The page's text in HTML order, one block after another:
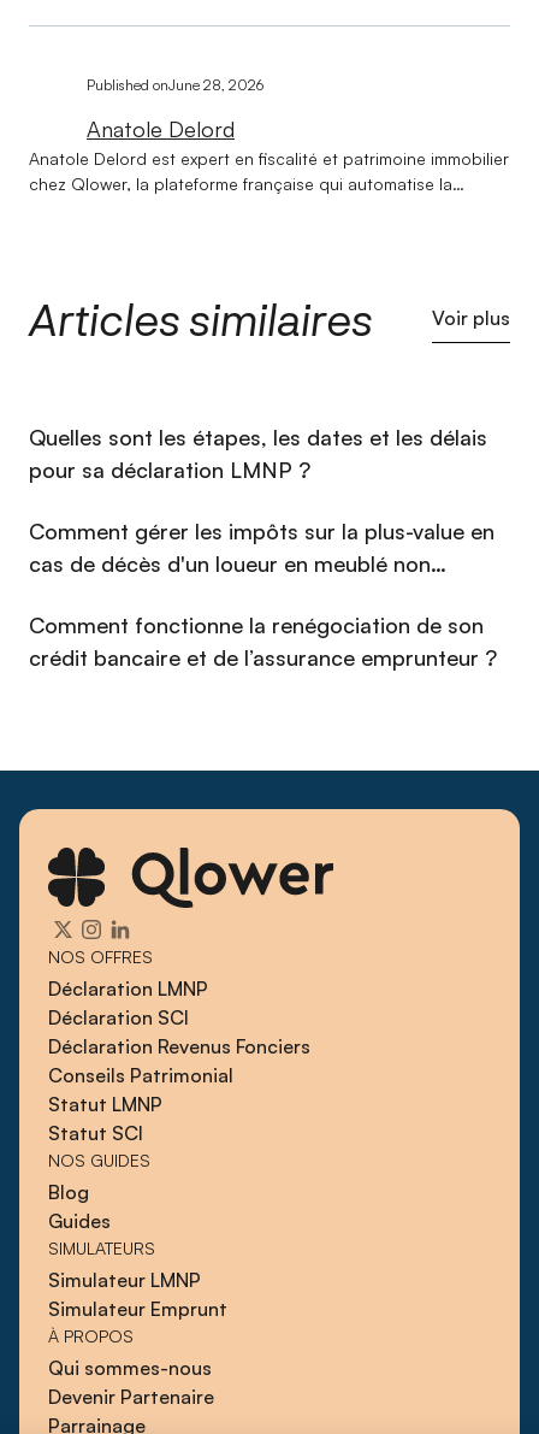
Published onJune 28, 2026
Anatole Delord
Anatole Delord est expert en fiscalité et patrimoine immobilier
chez Qlower, la plateforme française qui automatise la
problématiques fiscales et patrimoniales. Au cœur de son
expertise : aider chaque investisseur à choisir la structure de
pédagogique, il transforme des questions réputées
complexes en décisions claires et éclairées. Depuis les
débuts de Qlower, il s'est imposé comme un interlocuteur de
piloter leur immobilier avec la même exigence qu'un
investisseur professionnel.
Articles similaires Voir plus
⁠Quelles sont les étapes, les dates et les délais
pour sa déclaration LMNP ?
Comment gérer les impôts sur la plus-value en
cas de décès d'un loueur en meublé non
Comment fonctionne la renégociation de son
crédit bancaire et de l’assurance emprunteur ?
NOS OFFRES
Déclaration LMNP
Déclaration SCI
Déclaration Revenus Fonciers
Conseils Patrimonial
Statut LMNP
Statut SCI
NOS GUIDES
Blog
Guides
SIMULATEURS
Simulateur LMNP
Simulateur Emprunt
À PROPOS
Qui sommes-nous
Devenir Partenaire
Parrainage